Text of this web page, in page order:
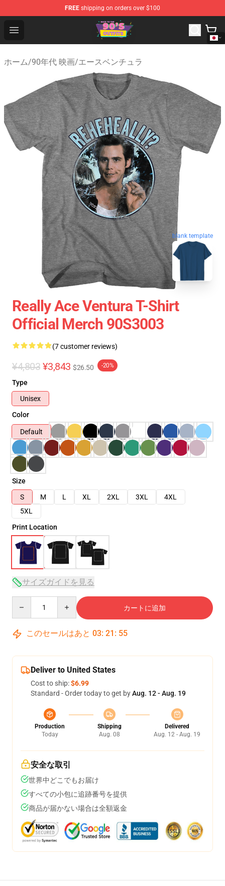
FREE shipping on orders over $100
Open menu
90s Outfits Store - Official 90s Outfits Merchandise Shop
ホーム/90年代 映画/エースベンチュラ
blank template
Really Ace Ventura T-Shirt
Official Merch 90S3003
(7 customer reviews)
¥4,803 ¥3,843 $26.50 -20%
Type
Unisex
Color
Default
Size
S
M L XL 2XL 3XL
4XL
5XL
Print Location
サイズガイドを見る
カートに追加
このセールはあと 03: 21 : 54
Deliver to United States
Cost to ship:$6.99
Standard - Order today to get byAug. 12 - Aug. 19
Production
Today
Shipping
Aug. 08
Delivered
Aug. 12 - Aug. 19
安全な取引
世界中どこでもお届け
すべての小包に追跡番号を提供
商品が届かない場合は全額返金